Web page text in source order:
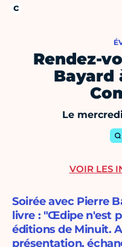
Rendez-
Bayard
Le
Soirée avec Pierre
livre : "Œdipe n'est
éditions de Minuit.
présentation,
VOIR LES